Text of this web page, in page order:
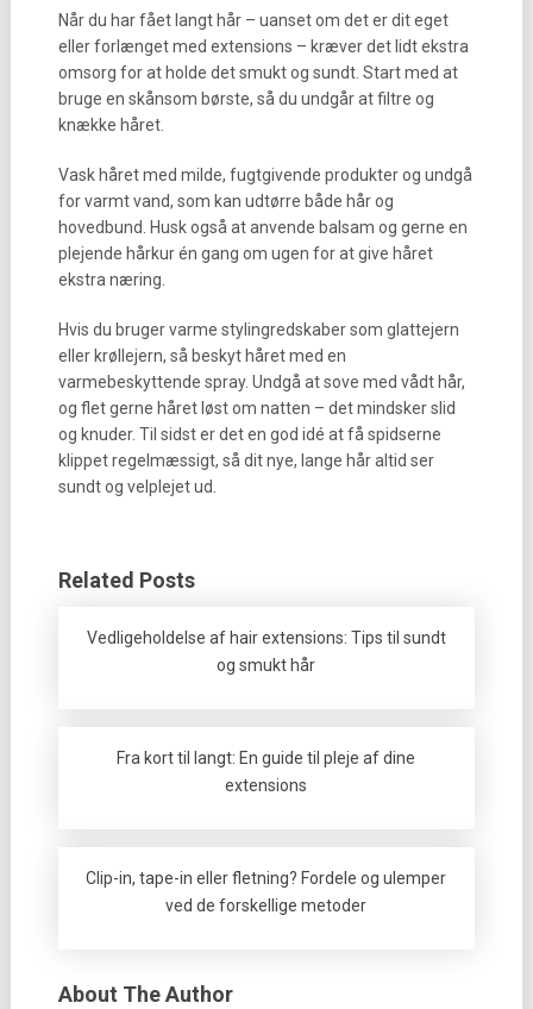
Når du har fået langt hår – uanset om det er dit eget
eller forlænget med extensions – kræver det lidt ekstra
omsorg for at holde det smukt og sundt. Start med at
bruge en skånsom børste, så du undgår at filtre og
knække håret.
Vask håret med milde, fugtgivende produkter og undgå
for varmt vand, som kan udtørre både hår og
hovedbund. Husk også at anvende balsam og gerne en
plejende hårkur én gang om ugen for at give håret
ekstra næring.
Hvis du bruger varme stylingredskaber som glattejern
eller krøllejern, så beskyt håret med en
varmebeskyttende spray. Undgå at sove med vådt hår,
og flet gerne håret løst om natten – det mindsker slid
og knuder. Til sidst er det en god idé at få spidserne
klippet regelmæssigt, så dit nye, lange hår altid ser
sundt og velplejet ud.
Related Posts
Vedligeholdelse af hair extensions: Tips til sundt
og smukt hår
Fra kort til langt: En guide til pleje af dine
extensions
Clip-in, tape-in eller fletning? Fordele og ulemper
ved de forskellige metoder
About The Author